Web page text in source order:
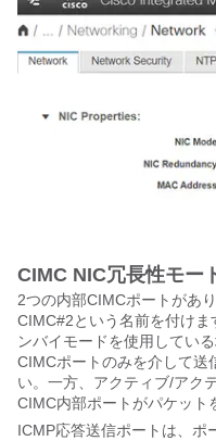
CIMC NIC冗長性モー
2つの内部CIMCポートがあ
CIMC#2という名前を付け
ンバイモードを使用してい
CIMCポートのみを介して送
い。一方、アクティブ/アク
CIMC内部ポートがパケット
ICMP応答送信ポートは、ポ